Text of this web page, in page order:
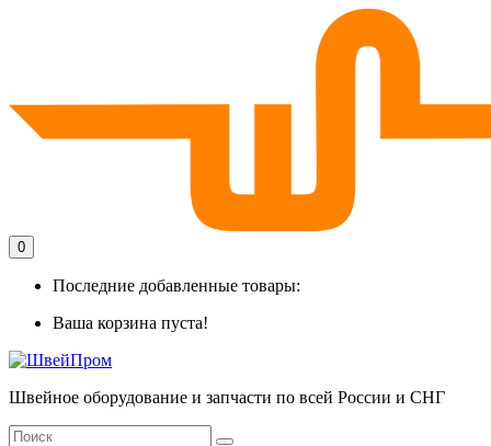
0
Последние добавленные товары:
Ваша корзина пуста!
Швейное оборудование и запчасти по всей России и СНГ